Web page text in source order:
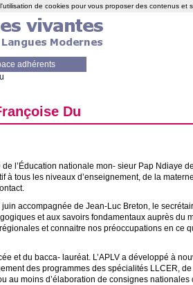
adhérents
Du
l’Éducation nationale mon- sieur Pap Ndiaye
à tous les niveaux d’enseignement, de la
accompagnée de Jean-Luc Breton, le
et aux savoirs fondamentaux auprès du
et connaitre nos préoccupations en ce
et du bacca- lauréat. L’APLV a développé à
des programmes des spécialités LLCER,
au moins d’élaboration de consignes
de cookies pour vous proposer des contenus et